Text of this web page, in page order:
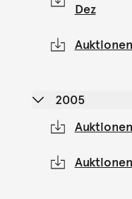
Dez
2005